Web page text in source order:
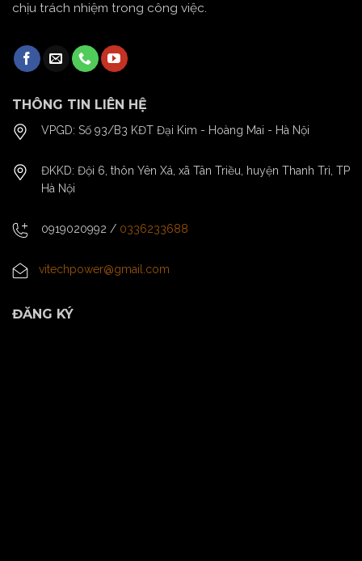
chịu trách nhiệm trong công việc.
THÔNG TIN LIÊN HỆ
VPGD: Số 93/B3 KĐT Đại Kim - Hoàng Mai - Hà Nội
ĐKKD: Đội 6, thôn Yên Xá, xã Tân Triều, huyện Thanh Trì, TP
Hà Nội
0919020992 / 0336233688
vitechpower@gmail.com
ĐĂNG KÝ